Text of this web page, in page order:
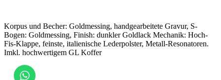
Korpus und Becher: Goldmessing, handgearbeitete Gravur, S-
Bogen: Goldmessing, Finish: dunkler Goldlack Mechanik: Hoch-
Fis-Klappe, feinste, italienische Lederpolster, Metall-Resonatoren.
Imkl. hochwertigem GL Koffer